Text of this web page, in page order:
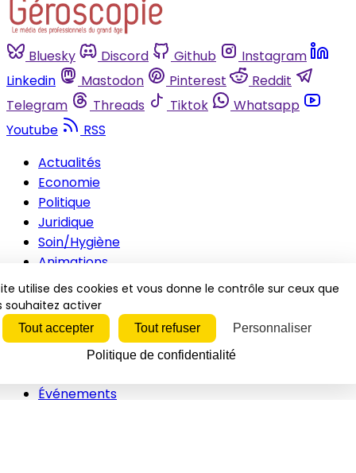
Bluesky Discord Github
Instagram
Linkedin
Mastodon Pinterest
Reddit
Telegram
Threads Tiktok
Whatsapp
Youtube
RSS
Actualités
Economie
Politique
Juridique
Soin/Hygiène
Animations
Innovations
RH
Inspirations
Vidéos
Événements
utilise des cookies et vous donne le contrôle sur ceux que
souhaitez activer
Tout accepter Tout refuser
Personnaliser
Politique de confidentialité